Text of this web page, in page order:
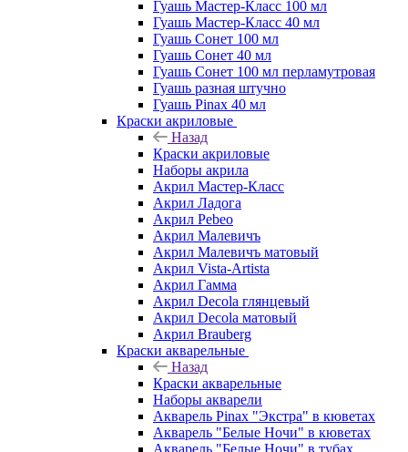
Гуашь Мастер-Класс 100 мл
Гуашь Мастер-Класс 40 мл
Гуашь Сонет 100 мл
Гуашь Сонет 40 мл
Гуашь Сонет 100 мл перламутровая
Гуашь разная штучно
Гуашь Pinax 40 мл
Краски акриловые
Назад
Краски акриловые
Наборы акрила
Акрил Мастер-Класс
Акрил Ладога
Акрил Pebeo
Акрил Малевичъ
Акрил Малевичъ матовый
Акрил Vista-Artista
Акрил Гамма
Акрил Decola глянцевый
Акрил Decola матовый
Акрил Brauberg
Краски акварельные
Назад
Краски акварельные
Наборы акварели
Акварель Pinax "Экстра" в кюветах
Акварель "Белые Ночи" в кюветах
Акварель "Белые Ночи" в тубах